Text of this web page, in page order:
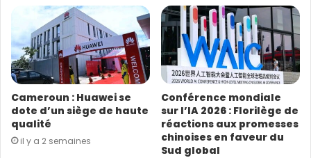
d
r
e
s
s
e
E
m
Cameroun : Huawei se
dote d’un siège de haute
qualité
il y a 2 semaines
Conférence mondiale
sur l’IA 2026 : Florilège de
réactions aux promesses
chinoises en faveur du
Sud global